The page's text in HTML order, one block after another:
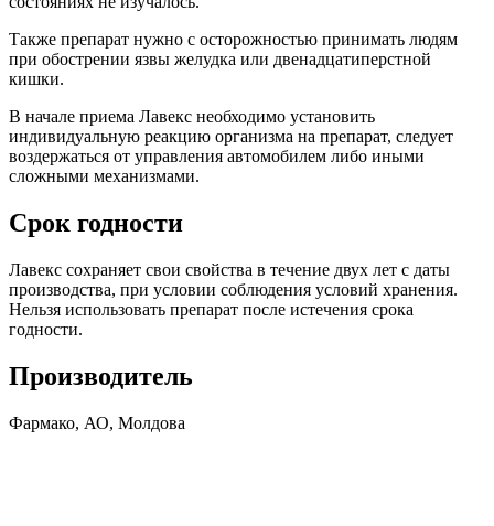
Также препарат нужно с осторожностью принимать людям
при обострении язвы желудка или двенадцатиперстной
кишки.
В начале приема Лавекс необходимо установить
индивидуальную реакцию организма на препарат, следует
воздержаться от управления автомобилем либо иными
сложными механизмами.
Срок годности
Лавекс сохраняет свои свойства в течение двух лет с даты
производства, при условии соблюдения условий хранения.
Нельзя использовать препарат после истечения срока
годности.
Производитель
Фармако, АО, Молдова